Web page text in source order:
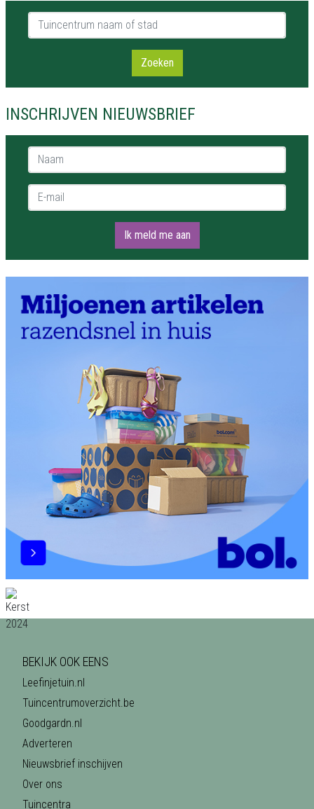
Tuincentrum naam of stad
Zoeken
INSCHRIJVEN NIEUWSBRIEF
Naam *
E-mail *
Ik meld me aan
BEKIJK OOK EENS
Leefinjetuin.nl
Tuincentrumoverzicht.be
Goodgardn.nl
Adverteren
Nieuwsbrief inschijven
Over ons
Tuincentra